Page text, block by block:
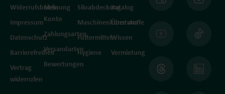
Widerrufsbelehrung
Impressum
Datenschutz
Barrierefreiheit
Vertrag
widerrufen
Mein
Konto
Zahlungsarten
Versandarten
Bewertungen
Siloabdeckung
Maschinenkunststoffe
Futtermittel
Hygiene
Katalog
Über uns
Wissen
Vermietung